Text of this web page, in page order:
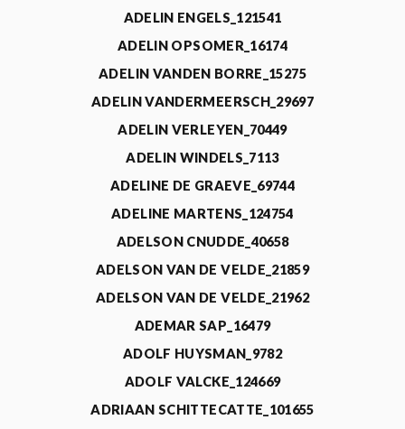
ADELIN ENGELS_121541
ADELIN OPSOMER_16174
ADELIN VANDEN BORRE_15275
ADELIN VANDERMEERSCH_29697
ADELIN VERLEYEN_70449
ADELIN WINDELS_7113
ADELINE DE GRAEVE_69744
ADELINE MARTENS_124754
ADELSON CNUDDE_40658
ADELSON VAN DE VELDE_21859
ADELSON VAN DE VELDE_21962
ADEMAR SAP_16479
ADOLF HUYSMAN_9782
ADOLF VALCKE_124669
ADRIAAN SCHITTECATTE_101655